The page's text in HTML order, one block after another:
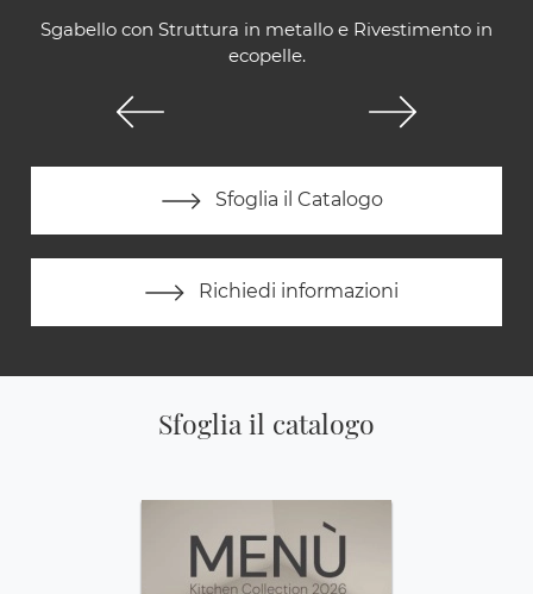
Sgabello con Struttura in metallo e Rivestimento in
ecopelle.
Sfoglia il Catalogo
Richiedi informazioni
Sfoglia il catalogo